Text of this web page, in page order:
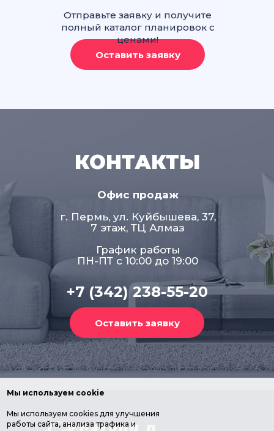
Отправьте заявку и получите
полный каталог планировок с
ценами!
КОНТАКТЫ
Офис продаж
г. Пермь, ул. Куйбышева, 37,
7 этаж, ТЦ Алмаз
График работы
ПН-ПТ с 10:00 до 19:00
+7 (342) 238-55-20
Мы используем cookie
Мы используем cookies для улучшения
работы сайта, анализа трафика и